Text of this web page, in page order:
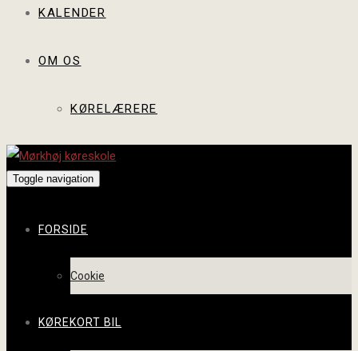
KALENDER
OM OS
KØRELÆRERE
Toggle navigation
FORSIDE
Cookie
KØREKORT BIL